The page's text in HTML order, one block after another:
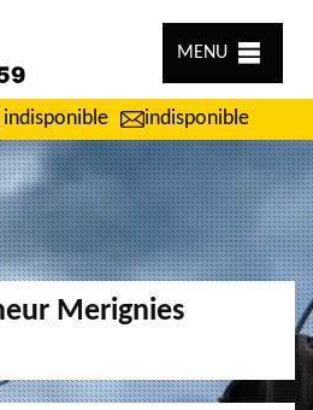
MENU
indisponible indisponible
Merignies